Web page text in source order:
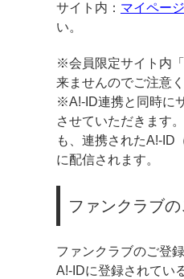
サイト内： マイページ
い。
※会員限定サイト内
来ませんのでご注意く
※A!-ID連携と同時に
させていただきます
も、連携されたA!-ID
に配信されます。
ファンクラブ
ファンクラブのご登
A!-IDに登録されてい